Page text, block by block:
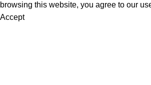
browsing this website, you agree to our
Accept